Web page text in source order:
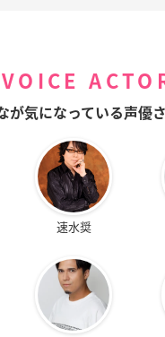
VOICE
が気になっている声優
速水奨